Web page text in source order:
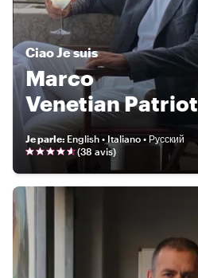
Ciao Je suis
Marco
Venetian Patriot
Je parle: English • Italiano • Русский
(38 avis)